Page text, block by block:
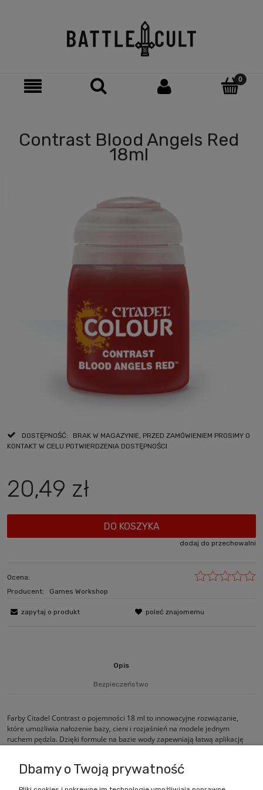
Contrast Blood Angels Red
18ml
DOSTĘPNOŚĆ:
BRAK W MAGAZYNIE, PRZED ZAMÓWIENIEM PROSIMY O
KONTAKT W CELU POTWIERDZENIA DOSTĘPNOŚCI
20,49 zł
DO KOSZYKA
dodaj do przechowalni
Ocena:
Producent:
Games Workshop
zapytaj o produkt poleć znajomemu
Opis
Bezpieczeństwo
Farby Citadel Contrast o pojemności 18 ml to innowacyjne rozwiązanie,
które umożliwia nałożenie bazy, cieni i rozjaśnień na modele jednym
ruchem pędzla. Dzięki formule na bazie wody zapewniają łatwą aplikację
Dbamy o Twoją prywatność